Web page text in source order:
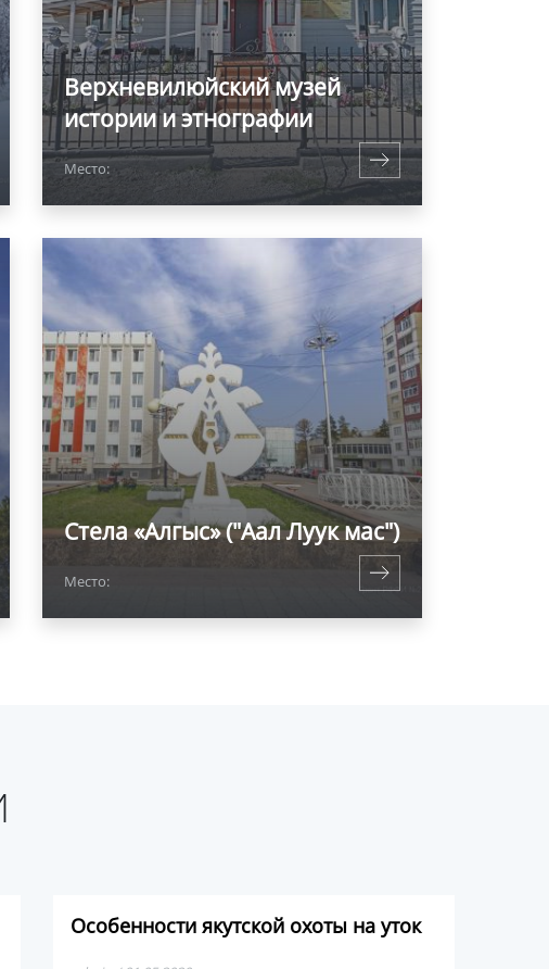
Верхневилюйский музей
истории и этнографии
Место:
Стела «Алгыс» ("Аал Луук мас")
Место:
Особенности якутской охоты на уток